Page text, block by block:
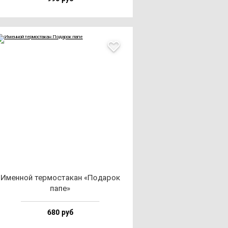
Имен­ной тер­мос­та­кан «Пода­рок
па­пе»
680 руб